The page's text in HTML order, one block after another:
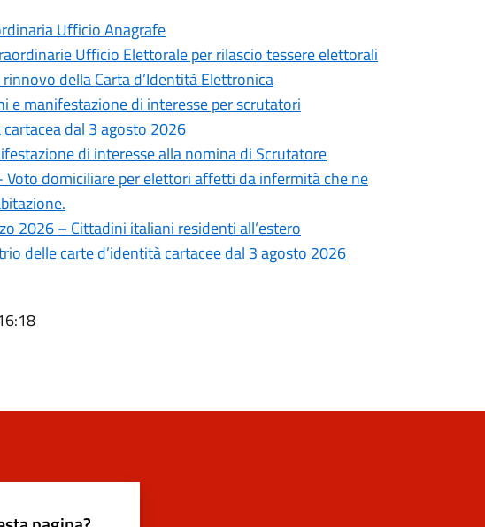
Ufficio Anagrafe
Ufficio Elettorale per rilascio tessere elettorali
della Carta d’Identità Elettronica
manifestazione di interesse per scrutatori
dal 3 agosto 2026
di interesse alla nomina di Scrutatore
domiciliare per elettori affetti da infermità che ne
2026 – Cittadini italiani residenti all’estero
delle carte d’identità cartacee dal 3 agosto 2026